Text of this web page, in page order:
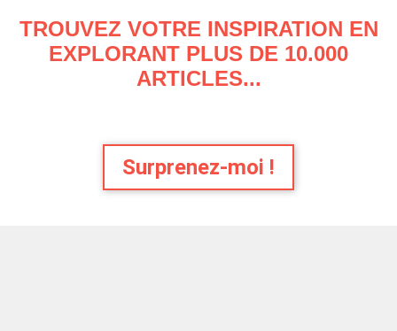
TROUVEZ VOTRE INSPIRATION EN
EXPLORANT PLUS DE 10.000
ARTICLES...
Surprenez-moi !